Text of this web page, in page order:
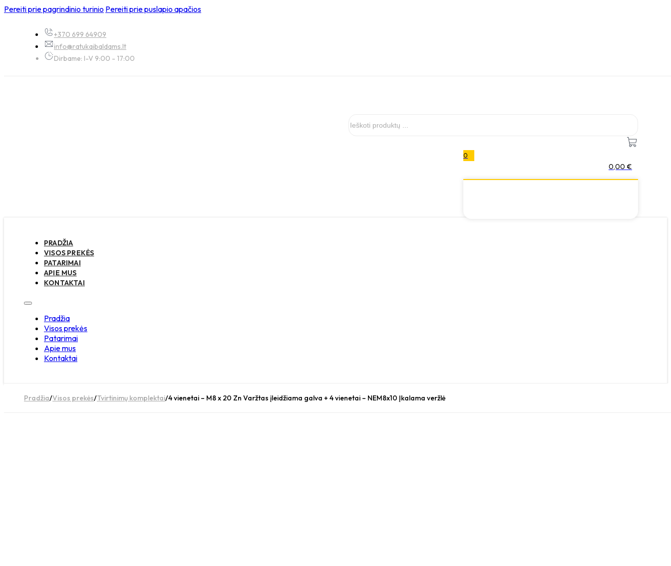
Pereiti prie pagrindinio turinio Pereiti prie puslapio apačios
+370 699 64909
info@ratukaibaldams.lt
Dirbame: I-V 9:00 - 17:00
0
0,00 €
PRADŽIA
VISOS PREKĖS
PATARIMAI
APIE MUS
KONTAKTAI
Pradžia
Visos prekės
Patarimai
Apie mus
Kontaktai
Pradžia/Visos prekės/Tvirtinimų komplektai/4 vienetai – M8 x 20 Zn Varžtas įleidžiama galva + 4 vienetai – NEM8x10 Įkalama veržlė